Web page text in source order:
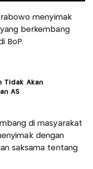
menyimak
berkembang
BoP.
Tidak Akan
AS
di masyarakat
dengan
saksama tentang